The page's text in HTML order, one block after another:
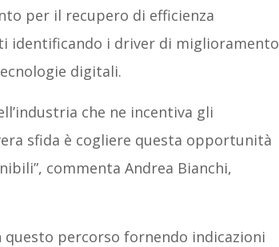
per il recupero di efficienza
identificando i driver di miglioramento
digitali.
che ne incentiva gli
sfida è cogliere questa opportunità
commenta Andrea Bianchi,
percorso fornendo indicazioni